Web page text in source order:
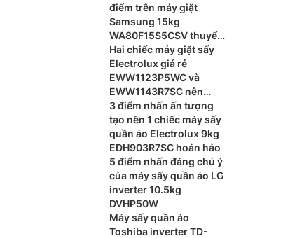
điểm trên máy giặt
Samsung 15kg
WA80F15S5CSV thuyết
phục người mua
Hai chiếc máy giặt sấy
Electrolux giá rẻ
EWW1123P5WC và
EWW1143R7SC nên
dùng loại nào?
3 điểm nhấn ấn tượng
tạo nên 1 chiếc máy sấy
quần áo Electrolux 9kg
EDH903R7SC hoản hảo
5 điểm nhấn đáng chú ý
của máy sấy quần áo LG
inverter 10.5kg
DVHP50W
Máy sấy quần áo
Toshiba inverter TD-